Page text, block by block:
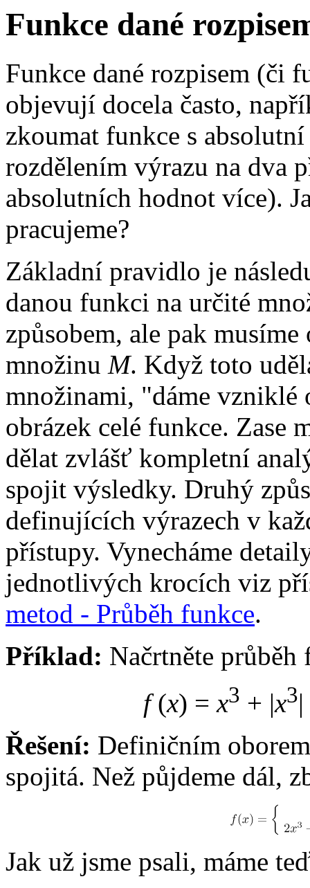
Funkce dané
Funkce dané rozpisem (či
objevují docela často,
zkoumat funkce s
rozdělením výrazu na dva
absolutních hodnot více).
pracujeme?
Základní pravidlo je
danou funkci na určité
způsobem, ale pak
množinu M. Když toto
množinami, "dáme vzniklé
obrázek celé funkce. Zase
dělat zvlášť kompletní
spojit výsledky. Druhý
definujících výrazech v
přístupy. Vynecháme
jednotlivých krocích viz
metod - Průběh funkce.
Příklad: Načrtněte průběh
f(x) =x3 + |x3
Řešení: Definičním
spojitá. Než půjdeme dál,
Jak už jsme psali, máme